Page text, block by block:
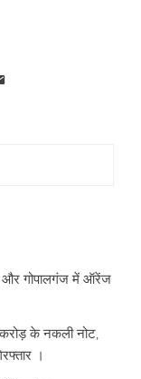
और गोपालगंज में ऑरेंज
करोड़ के नकली नोट,
।